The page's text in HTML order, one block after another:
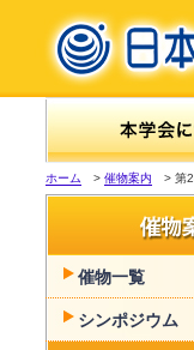
ホーム > 催物案内 > 第
催物一覧
シンポジウム